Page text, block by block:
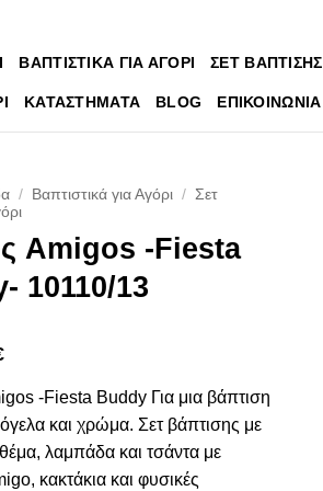
ΒΑΠΤΙΣΤΙΚΑ ΓΙΑ ΑΓΟΡΙ ΣΕΤ ΒΑΠΤΙΣΗΣ
ΚΑΤΑΣΤΗΜΑΤΑ BLOG ΕΠΙΚΟΙΝΩΝΙΑ
/ Βαπτιστικά για Αγόρι / Σετ
Amigos -Fiesta
10110/13
-Fiesta Buddy Για μια βάπτιση
και χρώμα. Σετ βάπτισης με
θέμα, λαμπάδα και τσάντα με
κακτάκια και φυσικές